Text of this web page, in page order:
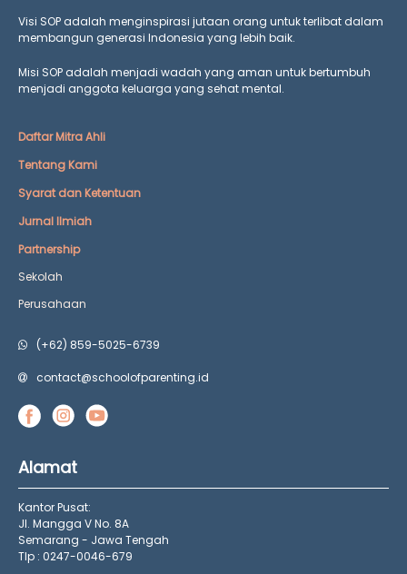
Visi SOP adalah menginspirasi jutaan orang untuk terlibat dalam
membangun generasi Indonesia yang lebih baik.
Misi SOP adalah menjadi wadah yang aman untuk bertumbuh
menjadi anggota keluarga yang sehat mental.
Daftar Mitra Ahli
Tentang Kami
Syarat dan Ketentuan
Jurnal Ilmiah
Partnership
Sekolah
Perusahaan
(+62) 859-5025-6739
contact@schoolofparenting.id
Alamat
Kantor Pusat:
Jl. Mangga V No. 8A
Semarang - Jawa Tengah
Tlp : 0247-0046-679